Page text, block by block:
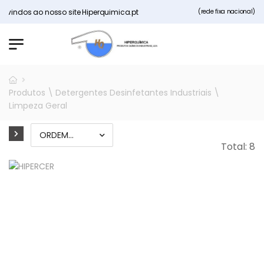
ao nosso site Hiperquimica.pt (rede fixa nacional)
Produtos \ Detergentes Desinfetantes Industriais \
Limpeza Geral
Total: 8